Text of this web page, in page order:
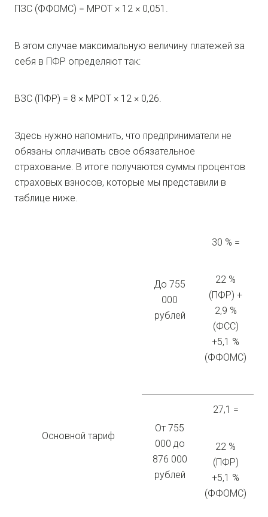
ПЗС (ФФОМС) = МРОТ × 12 × 0,051.
В этом случае максимальную величину платежей за
себя в ПФР определяют так:
ВЗС (ПФР) = 8 × МРОТ × 12 × 0,26.
Здесь нужно напомнить, что предприниматели не
обязаны оплачивать свое обязательное
страхование. В итоге получаются суммы процентов
страховых взносов, которые мы представили в
таблице ниже.
Основной тариф
До 755
000
рублей
30 % =
22 %
(ПФР) +
2,9 %
(ФСС)
+5,1 %
(ФФОМС)
От 755
000 до
876 000
рублей
27,1 =
22 %
(ПФР)
+5,1 %
(ФФОМС)